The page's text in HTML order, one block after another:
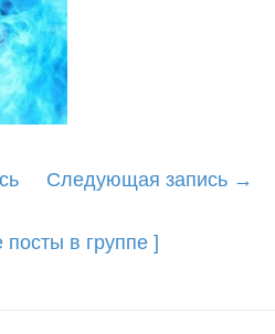
Следующая запись →
посты в группе ]